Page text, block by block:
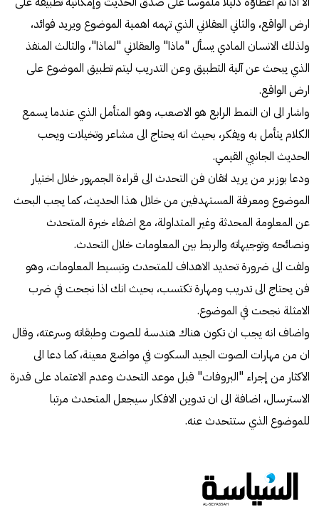
ارض الواقع، والثاني العقلاني الذي تهمه اهمية الموضوع ويريد فوائد،
ولذلك الانسان المادي يسأل "ماذا" والعقلاني "لماذا"، والثالث المنفذ
الذي يبحث عن آلية التطبيق وعن التدريب ليتم تطبيق الموضوع على
ارض الواقع.
واشار الى ان النمط الرابع هو الاصعب، وهو المتأمل الذي عندما يسمع
الكلام يتأمل به ويفكر، بحيث انه يحتاج الى مشاعر وتخيلات ويحب
الحديث الجانبي القيمي.
ودعا بوزبر من يريد اتقان فن التحدث الى قراءة الجمهور خلال اختيار
الموضوع ومعرفة المستهدفين من خلال هذا الحديث، كما يجب البحث
عن المعلومة المحدثة وغير المتداولة، مع اضفاء خبرة المتحدث
ونصائحه وتوجيهاته والربط بين المعلومات خلال التحدث.
ولفت الى ضرورة تحديد الاهداف للمتحدث وتبسيط المعلومات، وهو
فن يحتاج الى تدريب ومهارة تكتسب، بحيث انك اذا نجحت في ضرب
الامثلة نجحت في الموضوع.
واضاف انه يجب ان تكون هناك هندسة للصوت وطبقاته وسرعته، وقال
ان من مهارات الصوت الجيد السكوت في مواضع معينة، كما دعا الى
الاكثار من إجراء "البروفات" قبل موعد التحدث وعدم الاعتماد على قدرة
الاسترسال، اضافة الى ان تدوين الافكار سيجعل المتحدث مرتبا
للموضوع الذي ستتحدث عنه.